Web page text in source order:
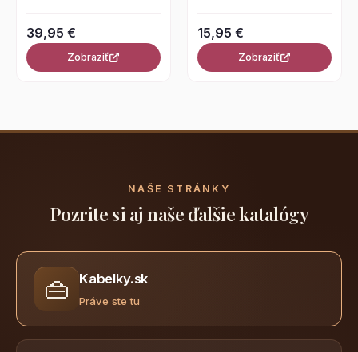
39,95 €
Zobraziť
15,95 €
Zobraziť
NAŠE STRÁNKY
Pozrite si aj naše ďalšie katalógy
👜 Kabelky.sk
Práve ste tu